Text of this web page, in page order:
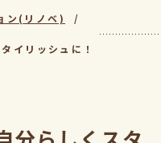
ン(リノベ)
イリッシュに！